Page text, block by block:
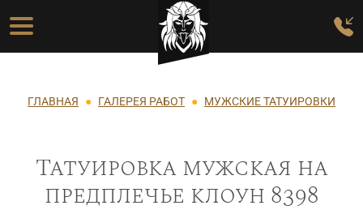
Перейти к основному содержанию
Основная навигация
Строка навигации
ГЛАВНАЯ ГАЛЕРЕЯ РАБОТ МУЖСКИЕ ТАТУИРОВКИ
Татуировка мужская на
предплечье клоун 8398